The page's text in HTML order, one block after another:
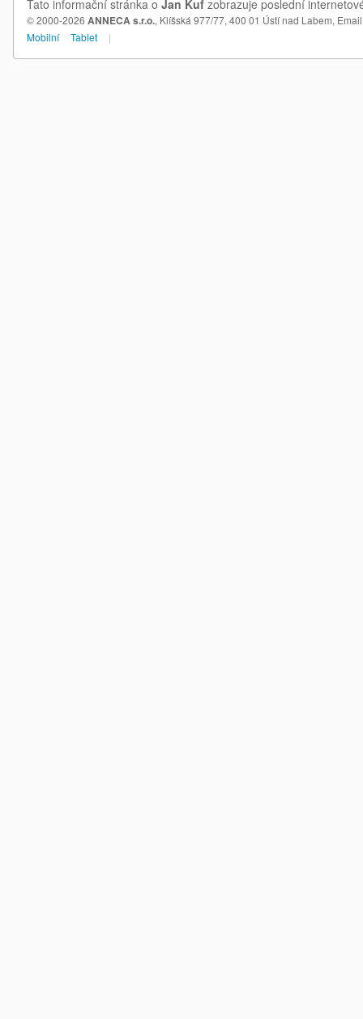
Tato informační stránka o Jan Kuf zobrazuje poslední
© 2000-2026 ANNECA s.r.o., Klíšská 977/77, 400 01 Ústí nad Labem,
Mobilní
Tablet |